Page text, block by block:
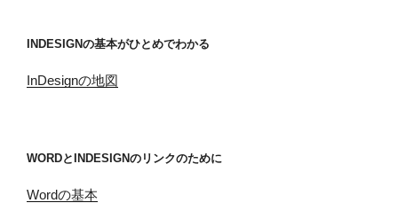
INDESIGNの基本がひとめでわかる
InDesignの地図
WORDとINDESIGNのリンクのために
Wordの基本